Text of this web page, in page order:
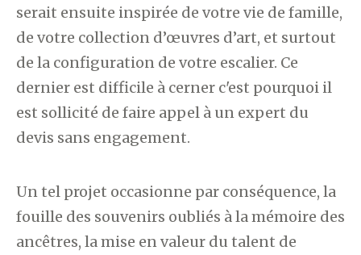
serait ensuite inspirée de votre vie de famille,
de votre collection d’œuvres d’art, et surtout
de la configuration de votre escalier. Ce
dernier est difficile à cerner c'est pourquoi il
est sollicité de faire appel à un expert du
devis sans engagement.
Un tel projet occasionne par conséquence, la
fouille des souvenirs oubliés à la mémoire des
ancêtres, la mise en valeur du talent de